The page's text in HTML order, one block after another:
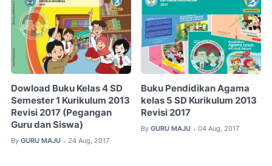
Dowload Buku Kelas 4 SD
Semester 1 Kurikulum 2013
Revisi 2017 (Pegangan
Guru dan Siswa)
By GURU MAJU • 24 Aug, 2017
Buku Pendidikan Agama
kelas 5 SD Kurikulum 2013
Revisi 2017
By GURU MAJU • 04 Aug, 2017